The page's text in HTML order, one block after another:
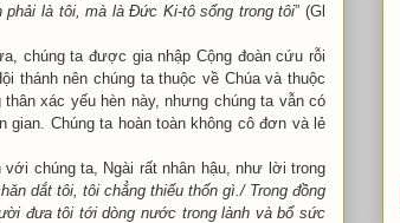
phải là tôi, mà là Đức Ki-tô sống trong tôi” (Gl
chúng ta được gia nhập Cộng đoàn cứu rỗi
thánh nên chúng ta thuộc về Chúa và thuộc
xác yếu hèn này, nhưng chúng ta vẫn có
Chúng ta hoàn toàn không cô đơn và lẻ
chúng ta, Ngài rất nhân hậu, như lời trong
dắt tôi, tôi chẳng thiếu thốn gì./ Trong đồng
đưa tôi tới dòng nước trong lành và bổ sức